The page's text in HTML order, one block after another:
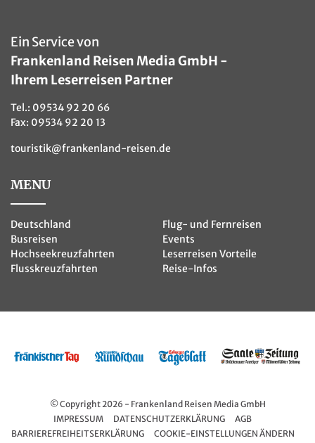
Ein Service von
Frankenland Reisen Media GmbH -
Ihrem Leserreisen Partner
Tel.: 09534 92 20 66
Fax: 09534 92 20 13
touristik@frankenland-reisen.de
MENU
Deutschland
Busreisen
Hochseekreuzfahrten
Flusskreuzfahrten
Flug- und Fernreisen
Events
Leserreisen Vorteile
Reise-Infos
© Copyright 2026 - Frankenland Reisen Media GmbH
IMPRESSUM
DATENSCHUTZERKLÄRUNG
AGB
BARRIEREFREIHEITSERKLÄRUNG
COOKIE-EINSTELLUNGEN ÄNDERN